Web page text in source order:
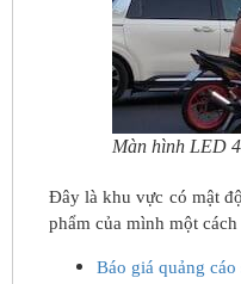
Màn hình LED
Đây là khu vực có mật
phẩm của mình một
Báo giá quảng